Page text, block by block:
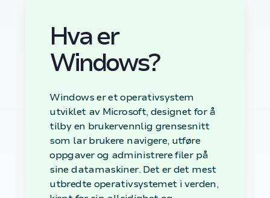
Hva er
Windows?
Windows er et operativsystem
utviklet av Microsoft, designet for å
tilby en brukervennlig grensesnitt
som lar brukere navigere, utføre
oppgaver og administrere filer på
sine datamaskiner. Det er det mest
utbredte operativsystemet i verden,